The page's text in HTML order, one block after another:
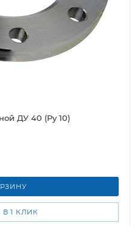
ДУ 40 (Ру 10)
В 1 КЛИК